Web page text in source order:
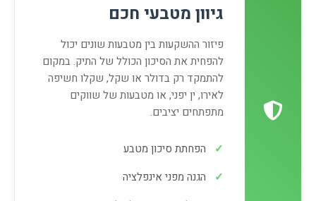
גיוון מטבעי חכם
פיזור ההשקעות בין מטבעות שונים יכול
להפחית את הסיכון הכולל של התיק. במקום
להתמקד רק בדולר או שקל, שקלו חשיפה
לאירו, ין יפני, או מטבעות של שווקים
מתפתחים יציבים.
✓
הפחתת סיכון מטבע
✓
הגנה מפני אינפלציה